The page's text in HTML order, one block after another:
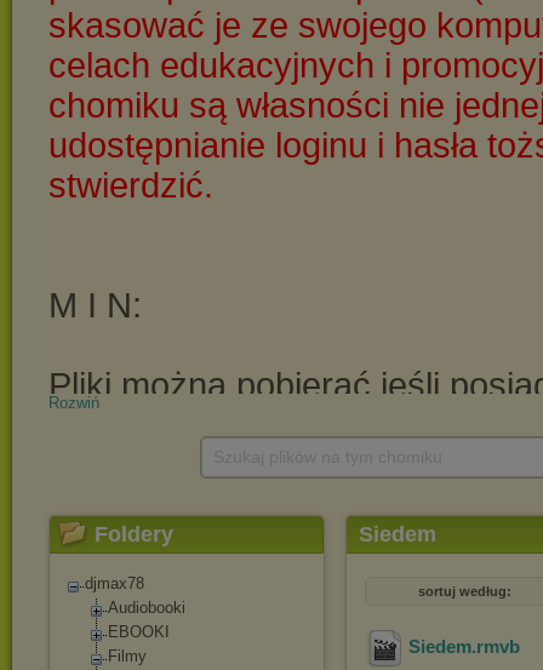
Rozwiń
Foldery
djmax78
Audiobooki
EBOOKI
Filmy
Siedem
sortuj według:
Siedem.rmvb